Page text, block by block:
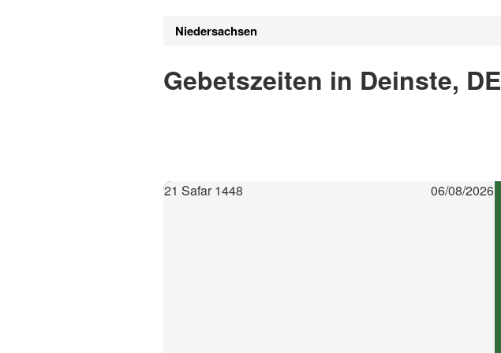
Niedersachsen
Gebetszeiten in Deinste, DE
21 Safar 1448 06/08/2026